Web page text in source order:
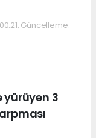
Güncelleme:
yürüyen 3